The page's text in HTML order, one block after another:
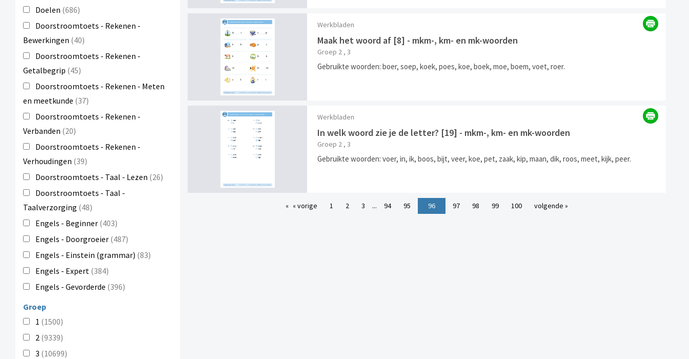
Doelen (686)
Doorstroomtoets - Rekenen -
Bewerkingen (40)
Doorstroomtoets - Rekenen -
Getalbegrip (45)
Doorstroomtoets - Rekenen - Meten
en meetkunde (37)
Doorstroomtoets - Rekenen -
Verbanden (20)
Doorstroomtoets - Rekenen -
Verhoudingen (39)
Doorstroomtoets - Taal - Lezen (26)
Doorstroomtoets - Taal -
Taalverzorging (48)
Engels - Beginner (403)
Engels - Doorgroeier (487)
Engels - Einstein (grammar) (83)
Engels - Expert (384)
Engels - Gevorderde (396)
Groep
1 (1500)
2 (9339)
3 (10699)
Werkbladen
Maak het woord af [8] - mkm-, km- en mk-woorden
Groep 2 , 3
Gebruikte woorden: boer, soep, koek, poes, koe, boek, moe, boem, voet, roer.
Werkbladen
In welk woord zie je de letter? [19] - mkm-, km- en mk-woorden
Groep 2 , 3
Gebruikte woorden: voer, in, ik, boos, bijt, veer, koe, pet, zaak, kip, maan, dik, roos, meet, kijk, peer.
« vorige 1 2 3 ... 94 95 96 97 98 99 100 volgende »